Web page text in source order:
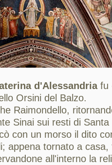
d'Alessandriafu
Orsini del Balzo.
Raimondello,
Sinai sui resti di
con un morso il dito
appena tornato a
all'interno la